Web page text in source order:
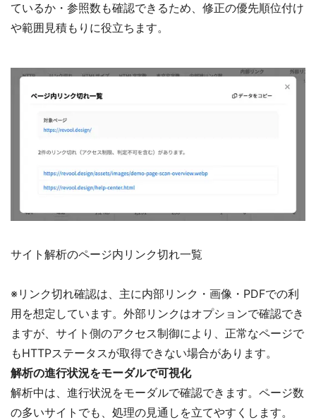
ているか・参照数も確認できるため、修正の優先順位付け
や範囲見積もりに役立ちます。
サイト解析のページ内リンク切れ一覧
※リンク切れ確認は、主に内部リンク・画像・PDFでの利
用を想定しています。外部リンクはオプションで確認でき
ますが、サイト側のアクセス制御により、正常なページで
もHTTPステータスが取得できない場合があります。
解析の進行状況をモーダルで可視化
解析中は、進行状況をモーダルで確認できます。ページ数
の多いサイトでも、処理の見通しを立てやすくします。